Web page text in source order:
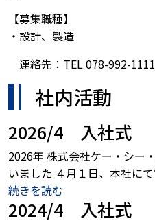
【募集職種】
・設計、製造
連絡先：TEL 078-992-1111
社内活動
2026/4 入社式
2026年 株式会社ケー・シー
いました ４月１日、本社に
続きを読む
2024/4 入社式